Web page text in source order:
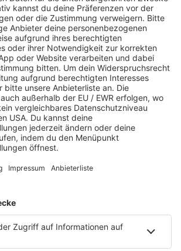
HARRIS IM MUSIC MADE IN
INTERVIEW
ESC 2022, SEINE FAMILIE UND DEN UMGANG MIT
2022